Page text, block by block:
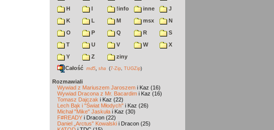
H
I !info inne
J
K
L M msx
N
O
P Q R
S
T
U V W
X
Y
Z
ziny
Całość md5 sha (7-Zip TUGZip)
Rozmawiali
Wywiad z Mariuszem Jaroszem i Kaz (16)
Wywiad Dracona z Mr. Bacardim i Kaz (16)
Tomasz Dajczak i Kaz (22)
Lech Bąk i "Świat Młodych" i Kaz (26)
Michał "Mike" Jaskuła i Kaz (30)
F#READY i Dracon (22)
Daniel „Arctus” Kowalski i Dracon (25)